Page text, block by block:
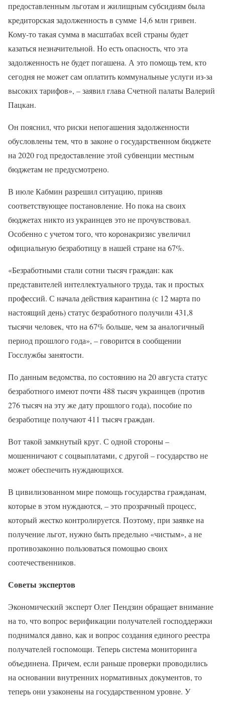
предоставленным льготам и жилищным субсидиям была
кредиторская задолженность в сумме 14,6 млн гривен.
Кому-то такая сумма в масштабах всей страны будет
казаться незначительной. Но есть опасность, что эта
задолженность не будет погашена. А это помощь тем, кто
сегодня не может сам оплатить коммунальные услуги из-за
высоких тарифов», – заявил глава Счетной палаты Валерий
Пацкан.
Он пояснил, что риски непогашения задолженности
обусловлены тем, что в законе о государственном бюджете
на 2020 год предоставление этой субвенции местным
бюджетам не предусмотрено.
В июле Кабмин разрешил ситуацию, приняв
соответствующее постановление. Но пока на своих
бюджетах никто из украинцев это не прочувствовал.
Особенно с учетом того, что коронакризис увеличил
официальную безработицу в нашей стране на 67%.
«Безработными стали сотни тысяч граждан: как
представителей интеллектуального труда, так и простых
профессий. С начала действия карантина (с 12 марта по
настоящий день) статус безработного получили 431,8
тысячи человек, что на 67% больше, чем за аналогичный
период прошлого года», – говорится в сообщении
Госслужбы занятости.
По данным ведомства, по состоянию на 20 августа статус
безработного имеют почти 488 тысяч украинцев (против
276 тысяч на эту же дату прошлого года), пособие по
безработице получают 411 тысяч граждан.
Вот такой замкнутый круг. С одной стороны –
мошенничают с соцвыплатами, с другой – государство не
может обеспечить нуждающихся.
В цивилизованном мире помощь государства гражданам,
которые в этом нуждаются, – это прозрачный процесс,
который жестко контролируется. Поэтому, при заявке на
получение льгот, нужно быть предельно «чистым», а не
противозаконно пользоваться помощью своих
соотечественников.
Советы экспертов
Экономический эксперт Олег Пендзин обращает внимание
на то, что вопрос верификации получателей господдержки
поднимался давно, как и вопрос создания единого реестра
получателей госпомощи. Теперь система мониторинга
объединена. Причем, если раньше проверки проводились
на основании внутренних нормативных документов, то
теперь они узаконены на государственном уровне. У